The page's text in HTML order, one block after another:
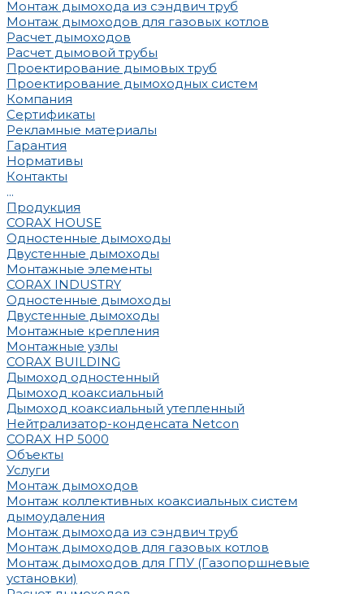
Монтаж дымохода из сэндвич труб
Монтаж дымоходов для газовых котлов
Расчет дымоходов
Расчет дымовой трубы
Проектирование дымовых труб
Проектирование дымоходных систем
Компания
Сертификаты
Рекламные материалы
Гарантия
Нормативы
Контакты
...
Продукция
CORAX HOUSE
Одностенные дымоходы
Двустенные дымоходы
Монтажные элементы
CORAX INDUSTRY
Одностенные дымоходы
Двустенные дымоходы
Монтажные крепления
Монтажные узлы
CORAX BUILDING
Дымоход одностенный
Дымоход коаксиальный
Дымоход коаксиальный утепленный
Нейтрализатор-конденсата Netcon
CORAX HP 5000
Объекты
Услуги
Монтаж дымоходов
Монтаж коллективных коаксиальных систем
дымоудаления
Монтаж дымохода из сэндвич труб
Монтаж дымоходов для газовых котлов
Монтаж дымоходов для ГПУ (Газопоршневые
установки)